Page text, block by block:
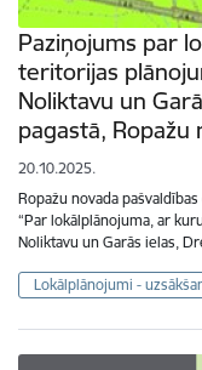
Paziņojums par
teritorijas
Noliktavu un
pagastā, Ropažu
20.10.2025.
Ropažu novada
“Par lokālplānojuma, ar
Noliktavu un Garās ielas,
Lokālplānojumi -